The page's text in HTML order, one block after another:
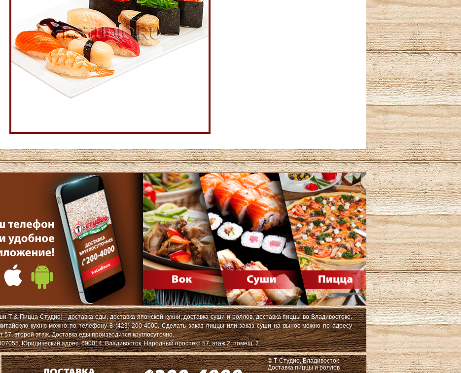
Т & Пицца Студио) - доставка еды, доставка японской кухни, доставка суши и роллов, доставка пиццы во Владивостоке.
кухню можно по телефону 8 (423) 200-4000. Сделать заказ пиццы или заказ суши на вынос можно по адресу
второй этаж. Доставка еды производится круглосуточно.
Юридический адрес: 690014, Владивосток, Народный проспект 57, этаж 2, помещ. 2.
© Т-Студио, Владивосток
Доставка пиццы и роллов